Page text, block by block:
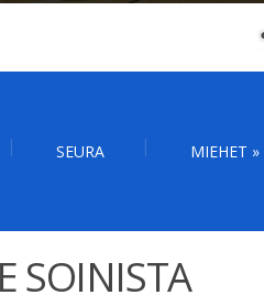
SEURA MIEHET »
SOINISTA